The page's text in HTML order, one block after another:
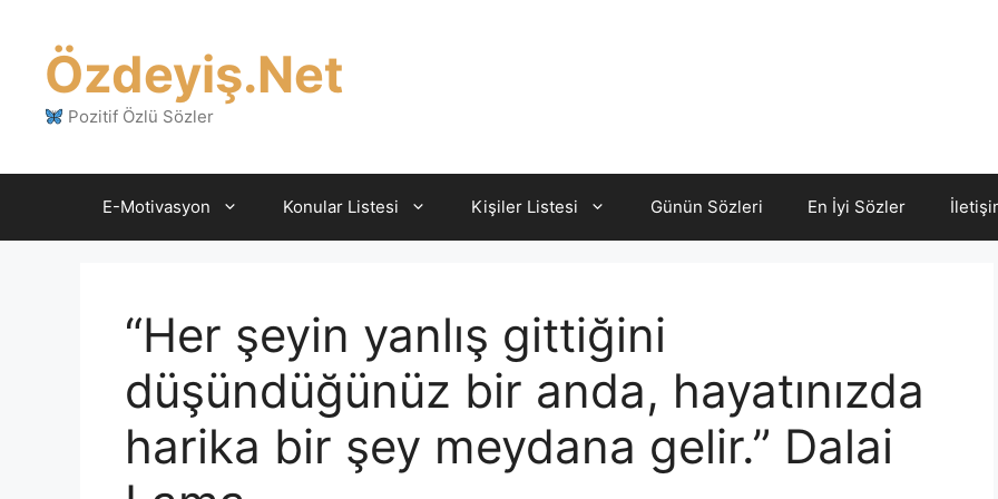
Özdeyiş.Net
Pozitif Özlü Sözler
E-Motivasyon Konular Listesi Kişiler Listesi Günün Sözleri En İyi Sözler
“Her şeyin yanlış gittiğini
düşündüğünüz bir anda, hayatınızda
harika bir şey meydana gelir.” Dalai